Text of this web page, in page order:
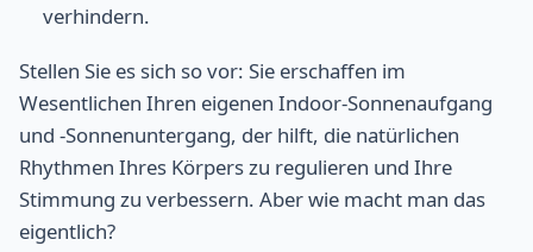
verhindern.
Stellen Sie es sich so vor: Sie erschaffen im
Wesentlichen Ihren eigenen Indoor-Sonnenaufgang
und -Sonnenuntergang, der hilft, die natürlichen
Rhythmen Ihres Körpers zu regulieren und Ihre
Stimmung zu verbessern. Aber wie macht man das
eigentlich?